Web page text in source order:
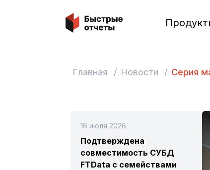
Быстрые отчеты
Главная / Новости / Серия
16 июля 2026
Подтверждена
совместимость СУБД
FTData с семействами